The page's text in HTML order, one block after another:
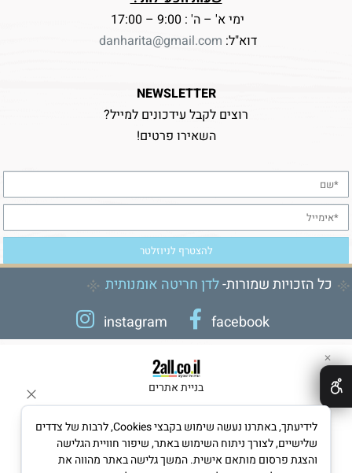
ימי א' – ה' : 9:00 – 17:00
דוא"ל: danharita@gmail.com
NEWSLETTER
רוצים לקבל עידכונים למייל?
השאירו פרטים!
כל הזכויות שמורות-לדן חריטה אומנותית
instagram
facebook
בניית אתרים
✕
לידיעתך, באתרנו נעשה שימוש בקבצי Cookies, לרבות של צדדים
שלישיים, לצורך ניתוח השימוש באתר, שיפור חוויית הגלישה
והצגת פרסום מותאם אישית. המשך גלישה באתר מהווה את